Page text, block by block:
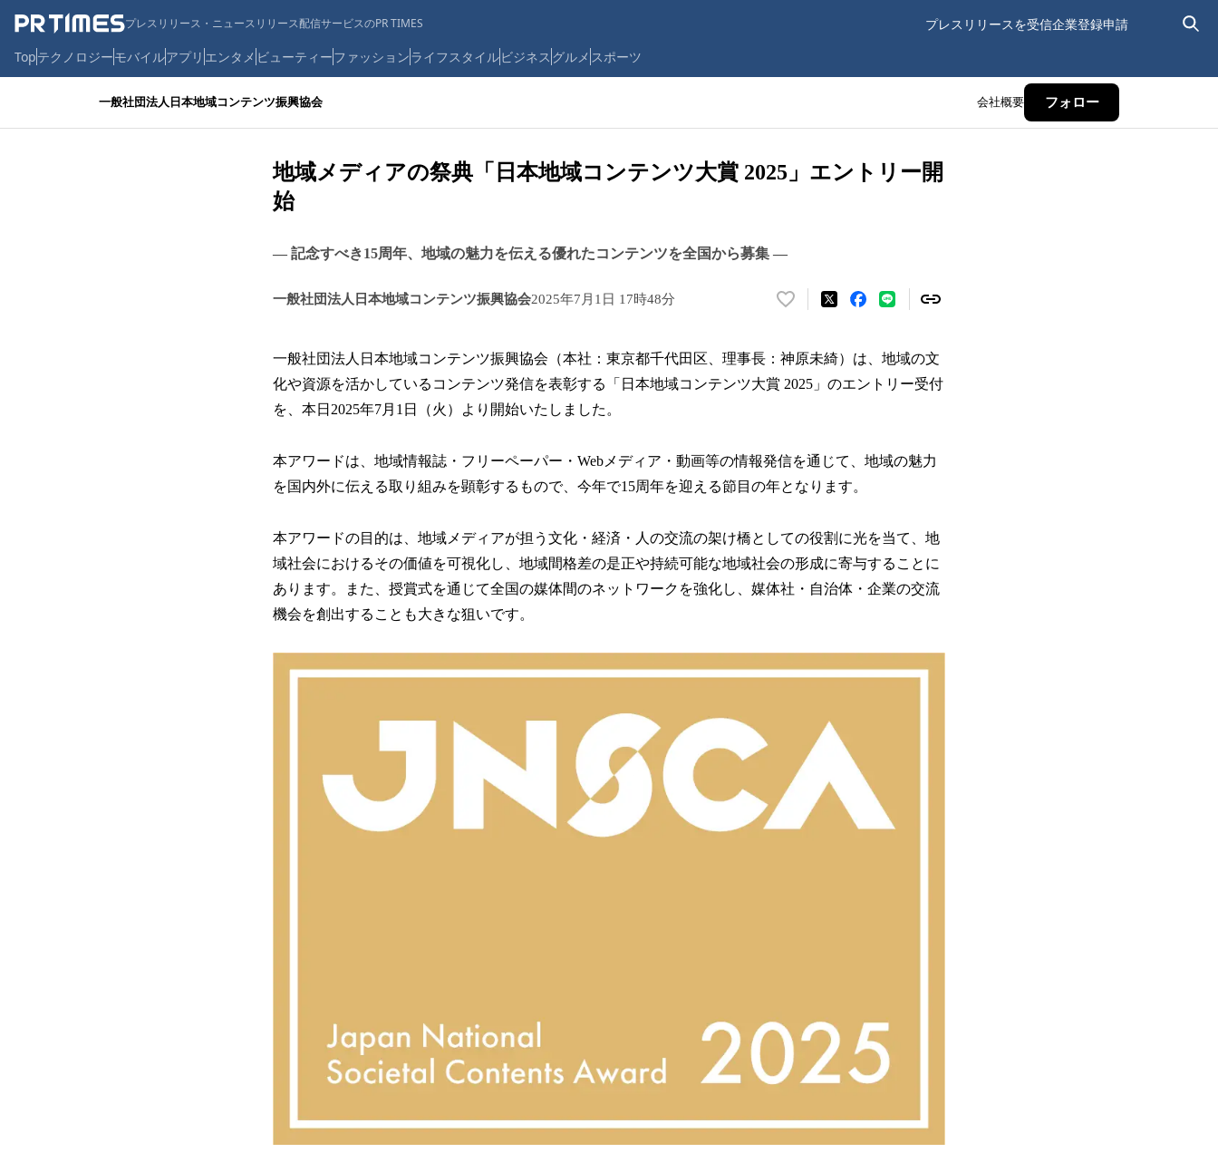
プレスリリース・ニュースリリース配信サービスのPR TIMES プレスリリースを受信企業登録申請
Topテクノロジーモバイルアプリ エンタメ ビューティーファッションライフスタイルビジネス グルメ スポーツ
一般社団法人日本地域コンテンツ振興協会 会社概要 フォロー
地域メディアの祭典「日本地域コンテンツ大賞 2025」エントリー開
始
― 記念すべき15周年、地域の魅力を伝える優れたコンテンツを全国から募集 ―
一般社団法人日本地域コンテンツ振興協会2025年7月1日 17時48分
い
！
数
込
み
中
す
一般社団法人日本地域コンテンツ振興協会（本社：東京都千代田区、理事長：神原未綺）は、地域の文
化や資源を活かしているコンテンツ発信を表彰する「日本地域コンテンツ大賞 2025」のエントリー受付
を、本日2025年7月1日（火）より開始いたしました。
本アワードは、地域情報誌・フリーペーパー・Webメディア・動画等の情報発信を通じて、地域の魅力
を国内外に伝える取り組みを顕彰するもので、今年で15周年を迎える節目の年となります。
本アワードの目的は、地域メディアが担う文化・経済・人の交流の架け橋としての役割に光を当て、地
域社会におけるその価値を可視化し、地域間格差の是正や持続可能な地域社会の形成に寄与することに
あります。また、授賞式を通じて全国の媒体間のネットワークを強化し、媒体社・自治体・企業の交流
機会を創出することも大きな狙いです。